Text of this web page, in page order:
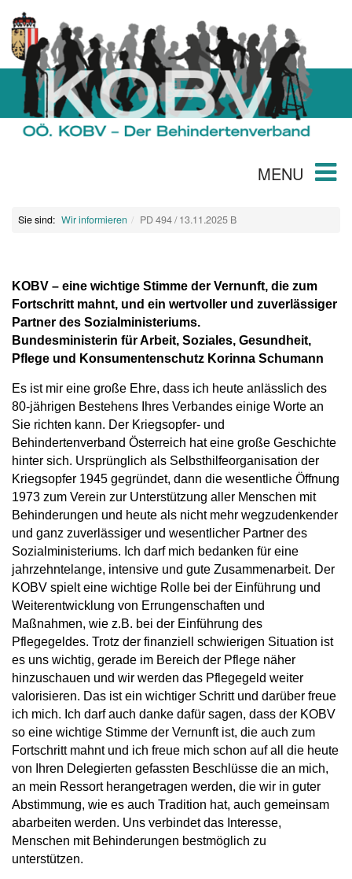
MENU
Sie sind: Wir informieren PD 494 / 13.11.2025 B
KOBV – eine wichtige Stimme der Vernunft, die zum
Fortschritt mahnt, und ein wertvoller und zuverlässiger
Partner des Sozialministeriums.
Bundesministerin für Arbeit, Soziales, Gesundheit,
Pflege und Konsumentenschutz Korinna Schumann
Es ist mir eine große Ehre, dass ich heute anlässlich des
80-jährigen Bestehens Ihres Verbandes einige Worte an
Sie richten kann. Der Kriegsopfer- und
Behindertenverband Österreich hat eine große Geschichte
hinter sich. Ursprünglich als Selbsthilfeorganisation der
Kriegsopfer 1945 gegründet, dann die wesentliche Öffnung
1973 zum Verein zur Unterstützung aller Menschen mit
Behinderungen und heute als nicht mehr wegzudenkender
und ganz zuverlässiger und wesentlicher Partner des
Sozialministeriums. Ich darf mich bedanken für eine
jahrzehntelange, intensive und gute Zusammenarbeit. Der
KOBV spielt eine wichtige Rolle bei der Einführung und
Weiterentwicklung von Errungenschaften und
Maßnahmen, wie z.B. bei der Einführung des
Pflegegeldes. Trotz der finanziell schwierigen Situation ist
es uns wichtig, gerade im Bereich der Pflege näher
hinzuschauen und wir werden das Pflegegeld weiter
valorisieren. Das ist ein wichtiger Schritt und darüber freue
ich mich. Ich darf auch danke dafür sagen, dass der KOBV
so eine wichtige Stimme der Vernunft ist, die auch zum
Fortschritt mahnt und ich freue mich schon auf all die heute
von Ihren Delegierten gefassten Beschlüsse die an mich,
an mein Ressort herangetragen werden, die wir in guter
Abstimmung, wie es auch Tradition hat, auch gemeinsam
abarbeiten werden. Uns verbindet das Interesse,
Menschen mit Behinderungen bestmöglich zu
unterstützen.